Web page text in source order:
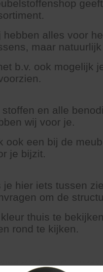
hebben alles voor
maar
b.v. ook mogelijk
stoffen en alle
wij voor je.
ook een bij de
je bijzit.
je hier iets tussen
om de
thuis te
rond te kijken.